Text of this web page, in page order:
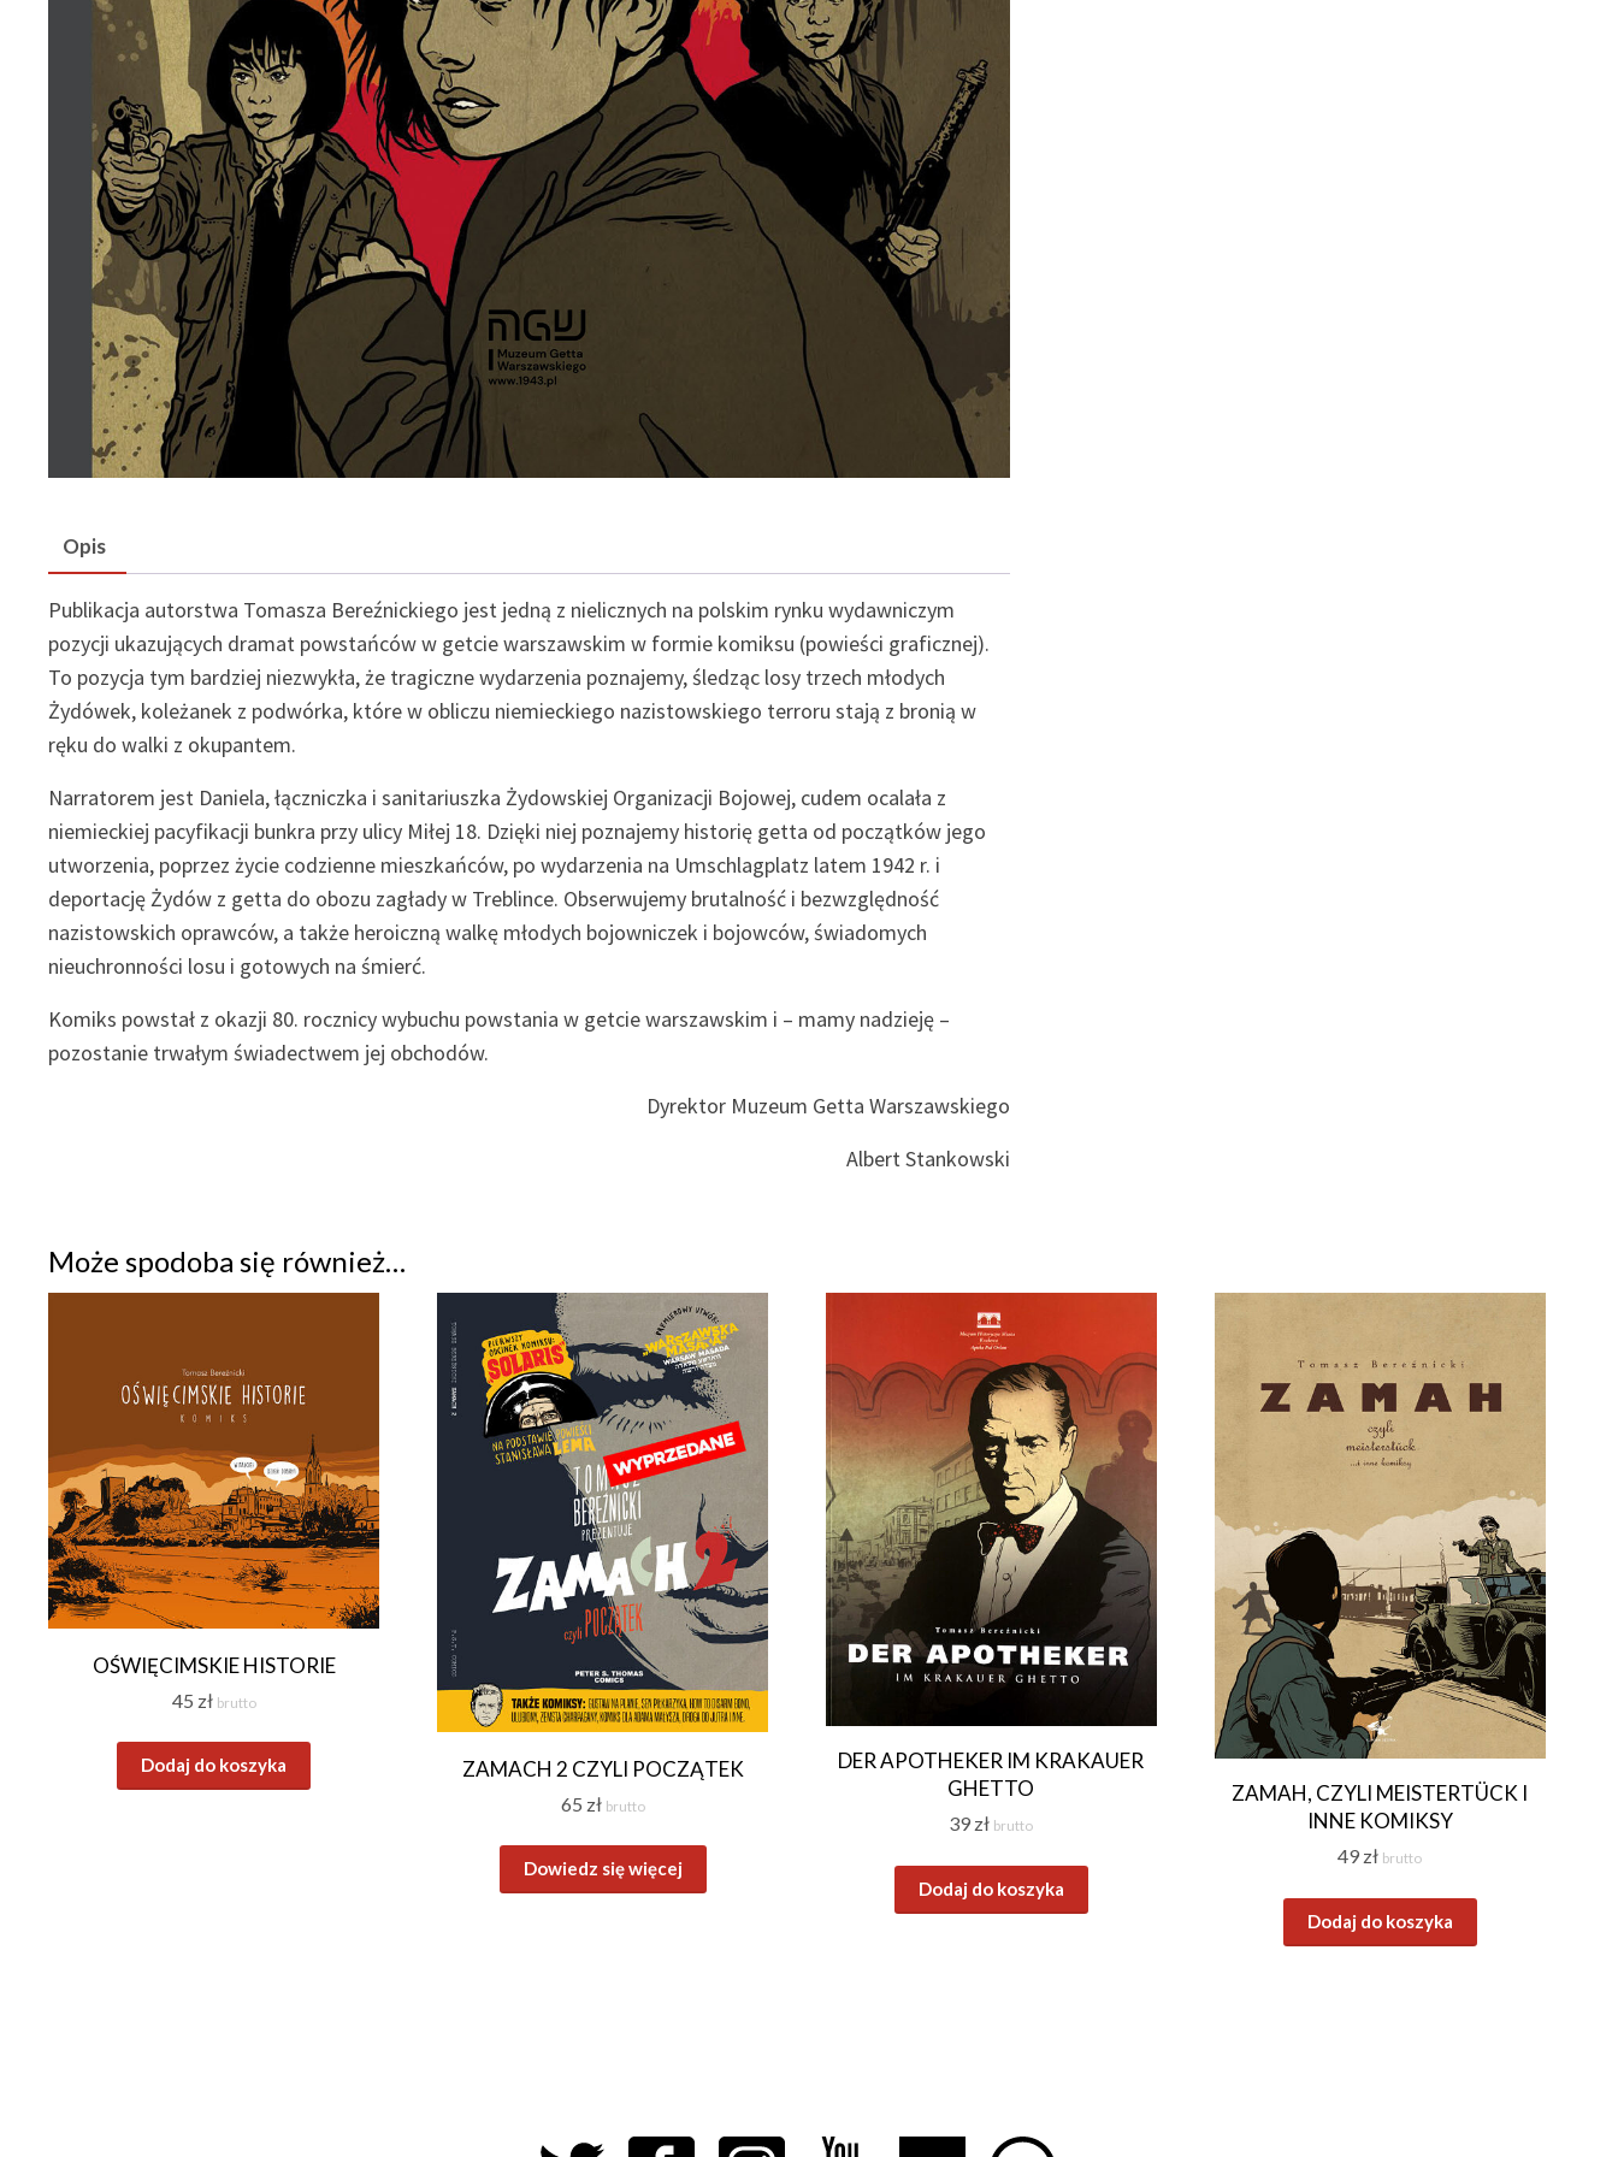
Opis
Publikacja autorstwa Tomasza Bereźnickiego jest jedną z nielicznych na polskim rynku wydawniczym
pozycji ukazujących dramat powstańców w getcie warszawskim w formie komiksu (powieści graficznej).
To pozycja tym bardziej niezwykła, że tragiczne wydarzenia poznajemy, śledząc losy trzech młodych
Żydówek, koleżanek z podwórka, które w obliczu niemieckiego nazistowskiego terroru stają z bronią w
ręku do walki z okupantem.
Narratorem jest Daniela, łączniczka i sanitariuszka Żydowskiej Organizacji Bojowej, cudem ocalała z
niemieckiej pacyfikacji bunkra przy ulicy Miłej 18. Dzięki niej poznajemy historię getta od początków jego
utworzenia, poprzez życie codzienne mieszkańców, po wydarzenia na Umschlagplatz latem 1942 r. i
deportację Żydów z getta do obozu zagłady w Treblince. Obserwujemy brutalność i bezwzględność
nazistowskich oprawców, a także heroiczną walkę młodych bojowniczek i bojowców, świadomych
nieuchronności losu i gotowych na śmierć.
Komiks powstał z okazji 80. rocznicy wybuchu powstania w getcie warszawskim i – mamy nadzieję –
pozostanie trwałym świadectwem jej obchodów.
Dyrektor Muzeum Getta Warszawskiego
Albert Stankowski
Może spodoba się również…
OŚWIĘCIMSKIE HISTORIE
45 zł brutto
Dodaj do koszyka ZAMACH 2 CZYLI POCZĄTEK
65 zł brutto
Dowiedz się więcej
DER APOTHEKER IM KRAKAUER
GHETTO
39 zł brutto
Dodaj do koszyka
ZAMAH, CZYLI MEISTERTÜCK I
INNE KOMIKSY
49 zł brutto
Dodaj do koszyka